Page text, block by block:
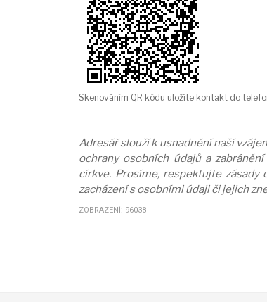
Skenováním QR kódu uložíte kontakt do
Adresář slouží k usnadnění naší
ochrany osobních údajů a
církve. Prosíme, respektujte
zacházení s osobními údaji či jejich
ZOBRAZENÍ: 96038